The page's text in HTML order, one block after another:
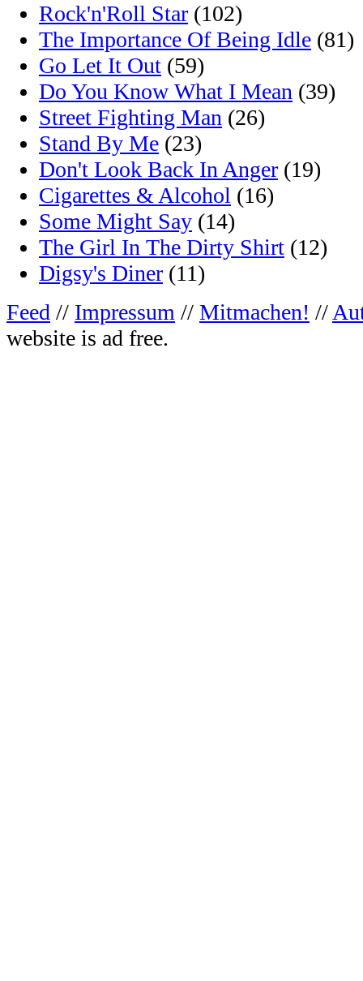
Rock'n'Roll Star (102)
The Importance Of Being Idle (81)
Go Let It Out (59)
Do You Know What I Mean (39)
Street Fighting Man (26)
Stand By Me (23)
Don't Look Back In Anger (19)
Cigarettes & Alcohol (16)
Some Might Say (14)
The Girl In The Dirty Shirt (12)
Digsy's Diner (11)
Feed // Impressum // Mitmachen! //
website is ad free.